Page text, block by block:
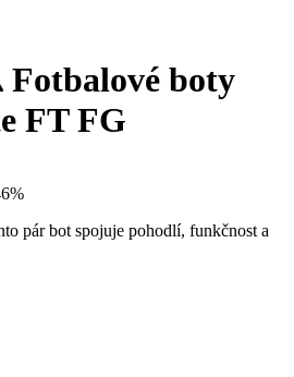
Fotbalové boty
FT FG
pár bot spojuje pohodlí, funkčnost a